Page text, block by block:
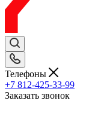
Телефоны
+7 812-425-33-99
Заказать звонок